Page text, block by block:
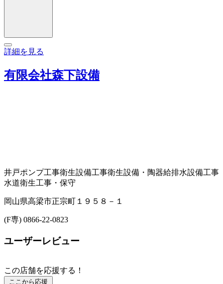
詳細を見る
有限会社森下設備
井戸ポンプ工事衛生設備工事衛生設備・陶器給排水設備工事
水道衛生工事・保守
岡山県高梁市正宗町１９５８－１
(F専) 0866-22-0823
ユーザーレビュー
この店舗を応援する！
ここから応援